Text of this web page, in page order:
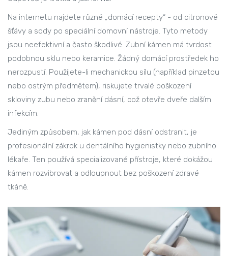
Na internetu najdete různé „domácí recepty“ - od citronové
šťávy a sody po speciální domovní nástroje. Tyto metody
jsou neefektivní a často škodlivé. Zubní kámen má tvrdost
podobnou sklu nebo keramice. Žádný domácí prostředek ho
nerozpustí. Použijete-li mechanickou sílu (například pinzetou
nebo ostrým předmětem), riskujete trvalé poškození
skloviny zubu nebo zranění dásní, což otevře dveře dalším
infekcím.
Jediným způsobem, jak kámen pod dásní odstranit, je
profesionální zákrok u dentálního hygienistky nebo zubního
lékaře. Ten používá specializované přístroje, které dokážou
kámen rozvibrovat a odloupnout bez poškození zdravé
tkáně.